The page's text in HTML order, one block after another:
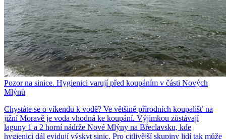
Pozor na sinice. Hygienici varují před koupáním v části Nových
Mlýnů
Chystáte se o víkendu k vodě? Ve většině přírodních koupališť na
jižní Moravě je voda vhodná ke koupání. Výjimkou zůstávají
laguny 1 a 2 horní nádrže Nové Mlýny na Břeclavsku, kde
hygienici dál evidují výskyt sinic. Pro citlivější skupiny lidí tak může